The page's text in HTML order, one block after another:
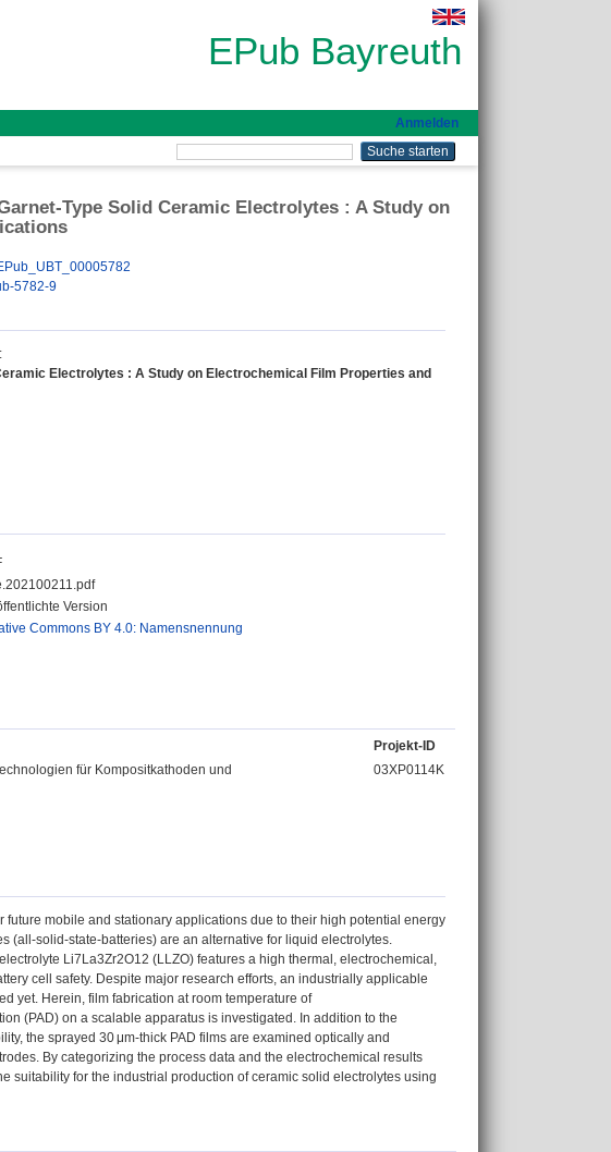
EPub Bayreuth
Anmelden
Type Solid Ceramic Electrolytes : A Study on
5782-9
:
Electrolytes : A Study on Electrochemical Film Properties and
Version
Commons BY 4.0: Namensnennung
Projekt-ID
für Kompositkathoden und
03XP0114K
mobile and stationary applications due to their high potential energy
(all-solid-state-batteries) are an alternative for liquid electrolytes.
Li7La3Zr2O12 (LLZO) features a high thermal, electrochemical,
cell safety. Despite major research efforts, an industrially applicable
yet. Herein, film fabrication at room temperature of
(PAD) on a scalable apparatus is investigated. In addition to the
the sprayed 30 μm-thick PAD films are examined optically and
By categorizing the process data and the electrochemical results
suitability for the industrial production of ceramic solid electrolytes using